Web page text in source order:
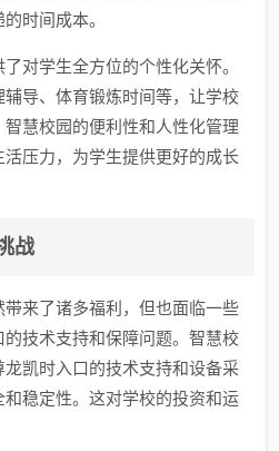
时间成本。
对学生全方位的个性化关怀。
导、体育锻炼时间等，让学校
慧校园的便利性和人性化管理
压力，为学生提供更好的成长
战
来了诸多福利，但也面临一些
技术支持和保障问题。智慧校
凯时入口的技术支持和设备采
稳定性。这对学校的投资和运